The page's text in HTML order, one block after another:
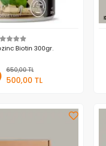
Biotin 300gr.
650,00 TL
500,00 TL
Sepete Ekle